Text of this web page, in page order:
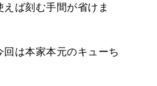
ば刻む手間が省けま
は本家本元のキューち